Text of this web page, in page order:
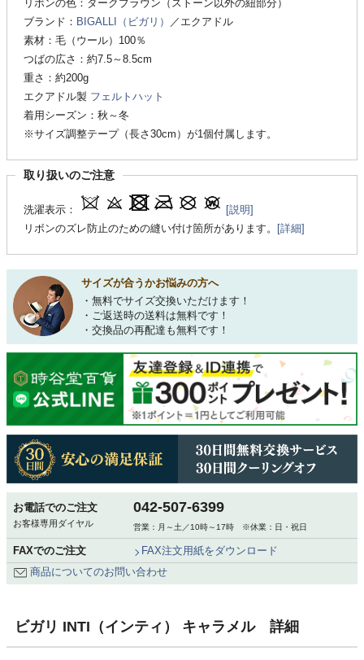
リボンの色：ダークブラウン（ストーン以外の紐部分）
ブランド： BIGALLI（ビガリ）
／エクアドル
素材：毛（ウール）100％
つばの広さ：約7.5～8.5cm
重さ：約200g
エクアドル製 フェルトハット
着用シーズン：秋～冬
※サイズ調整テープ（長さ30cm）が1個付属します。
取り扱いのご注意
洗濯表示：
[説明]
リボンのズレ防止のための縫い付け箇所があります。
[詳細]
サイズが合うかお悩みの方へ
・無料でサイズ交換いただけます！
・ご返送時の送料は無料です！
・交換品の再配達も無料です！
お電話でのご注文
お客様専用ダイヤル
042-507-6399
営業：月～土／10時～17時 ※休業：日・祝日
FAXでのご注文
FAX注文用紙をダウンロード
商品についてのお問い合わせ
ビガリ INTI（インティ） キャラメル 詳細